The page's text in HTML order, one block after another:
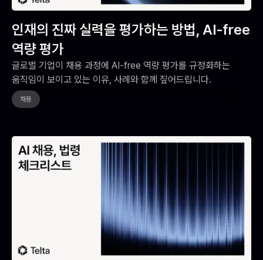
인재의 진짜 실력을 평가하는 방법, AI-free
역량 평가
글로벌 기업이 채용 과정에 AI-free 역량 평가를 규정화하는
움직임이 보이고 있는 이유, 사례와 함께 짚어드립니다.
채용